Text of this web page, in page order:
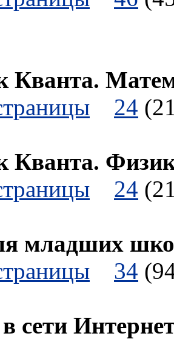
Кванта.
24
Кванта.
24
младших
34
сети